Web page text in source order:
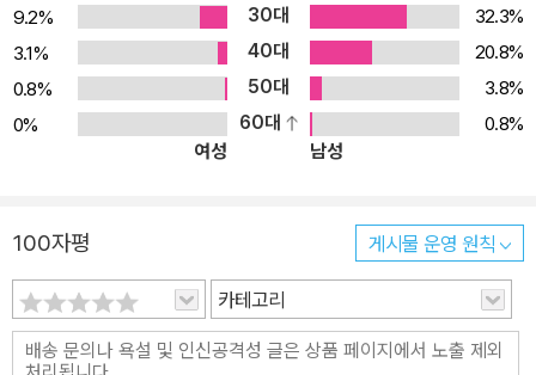
9.2%
30대
32.3%
3.1%
40대
20.8%
0.8%
50대
3.8%
0%
60대
0.8%
여성
남성
100자평 게시물 운영 원칙
카테고리